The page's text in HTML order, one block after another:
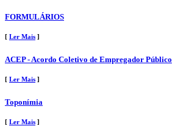
FORMULÁRIOS
[ Ler Mais ]
ACEP - Acordo Coletivo de Empregador Público
[ Ler Mais ]
Toponímia
[ Ler Mais ]